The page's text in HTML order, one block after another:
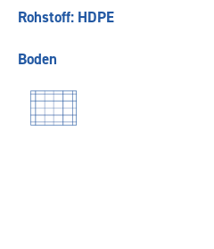
Rohstoff: HDPE
Boden